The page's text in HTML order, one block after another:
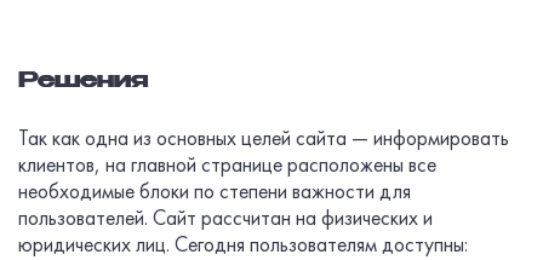
Решения
Так как одна из основных целей сайта — информировать
клиентов, на главной странице расположены все
необходимые блоки по степени важности для
пользователей. Сайт рассчитан на физических и
юридических лиц. Сегодня пользователям доступны: